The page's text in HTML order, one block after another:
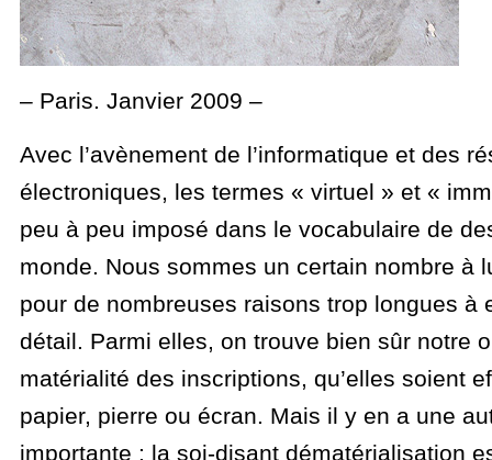
– Paris. Janvier 2009 –
Avec l’avènement de l’informatique et des
électroniques, les termes « virtuel » et «
peu à peu imposé dans le vocabulaire de
monde. Nous sommes un certain nombre à
pour de nombreuses raisons trop longues à
détail. Parmi elles, on trouve bien sûr notre
matérialité des inscriptions, qu’elles soient
papier, pierre ou écran. Mais il y en a une
importante : la soi-disant dématérialisation